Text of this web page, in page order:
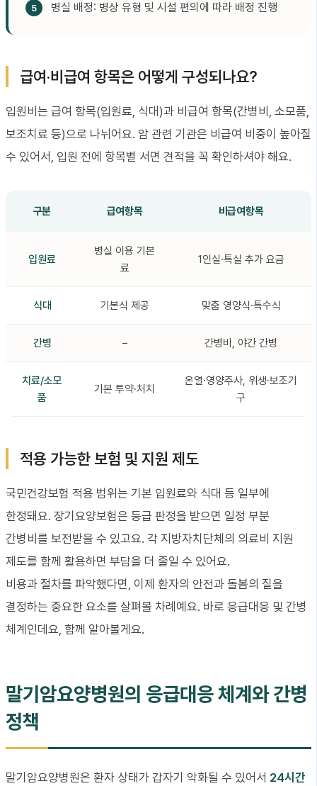
병실 배정: 병상 유형 및 시설 편의에 따라 배정 진행
급여·비급여 항목은 어떻게 구성되나요?
입원비는 급여 항목(입원료, 식대)과 비급여 항목(간병비, 소모품,
보조치료 등)으로 나뉘어요. 암 관련 기관은 비급여 비중이 높아질
수 있어서, 입원 전에 항목별 서면 견적을 꼭 확인하셔야 해요.
구분 급여항목 비급여항목
입원료
병실 이용 기본
료
1인실·특실 추가 요금
식대 기본식 제공 맞춤 영양식·특수식
간병 – 간병비, 야간 간병
치료/소모
품
기본 투약·처치
온열·영양주사, 위생·보조기
구
적용 가능한 보험 및 지원 제도
국민건강보험 적용 범위는 기본 입원료와 식대 등 일부에
한정돼요. 장기요양보험은 등급 판정을 받으면 일정 부분
간병비를 보전받을 수 있고요. 각 지방자치단체의 의료비 지원
제도를 함께 활용하면 부담을 더 줄일 수 있어요.
비용과 절차를 파악했다면, 이제 환자의 안전과 돌봄의 질을
결정하는 중요한 요소를 살펴볼 차례예요. 바로 응급대응 및 간병
체계인데요, 함께 알아볼게요.
말기암요양병원의 응급대응 체계와 간병
정책
말기암요양병원은 환자 상태가 갑자기 악화될 수 있어서 24시간